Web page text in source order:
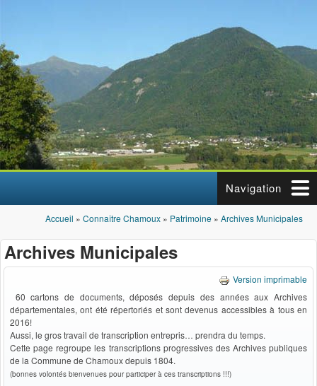
Navigation
Vous êtes ici
Accueil » Connaître Chamoux » Patrimoine » Archives Municipales
Archives Municipales
Version imprimable
60 cartons de documents, déposés depuis des années aux Archives
départementales, ont été répertoriés et sont devenus accessibles à tous en
2016!
Aussi, le gros travail de transcription entrepris… prendra du temps.
Cette page regroupe les transcriptions progressives des Archives publiques
de la Commune de Chamoux depuis 1804.
(bonnes volontés bienvenues pour participer à ces transcriptions !!!)